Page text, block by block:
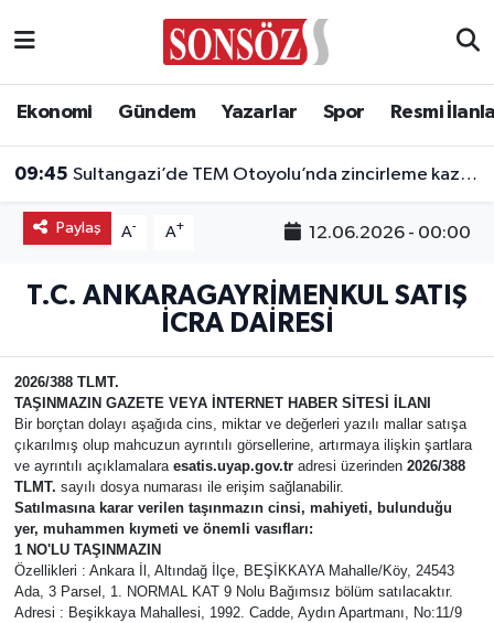
Ekonomi Gündem Yazarlar Spor Resmi
09:45 Sultangazi’de TEM Otoyolu’nda zincirleme kaza: 10 araç birbirine girdi
Paylaş A- A+ 12.06.2026 - 00:00
T.C. ANKARAGAYRİMENKUL SATIŞ
İCRA DAİRESİ
2026/388 TLMT.
TAŞINMAZIN GAZETE VEYA İNTERNET HABER SİTESİ İLANI
Bir borçtan dolayı aşağıda cins, miktar ve değerleri yazılı mallar satışa
çıkarılmış olup mahcuzun ayrıntılı görsellerine, artırmaya ilişkin şartlara
ve ayrıntılı açıklamalara esatis.uyap.gov.tradresi üzerinden 2026/388
TLMT. sayılı dosya numarası ile erişim sağlanabilir.
Satılmasına karar verilen taşınmazın cinsi, mahiyeti, bulunduğu
yer, muhammen kıymeti ve önemli vasıfları:
1 NO'LU TAŞINMAZIN
Özellikleri : Ankara İl, Altındağ İlçe, BEŞİKKAYA Mahalle/Köy, 24543
Ada, 3 Parsel, 1. NORMAL KAT 9 Nolu Bağımsız bölüm satılacaktır.
Adresi : Beşikkaya Mahallesi, 1992. Cadde, Aydın Apartmanı, No:11/9
Asayiş
Çevre
Dünya
Eğitim
Ekonomi
Eleman
Ankara Nöbetçi Eczaneler
Süper Lig Puan Durumu ve Fikstür
Son Dakika Haberleri
Haber Arşivi